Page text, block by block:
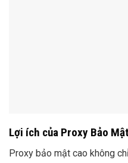
Lợi ích của Proxy Bảo
Proxy bảo mật cao không